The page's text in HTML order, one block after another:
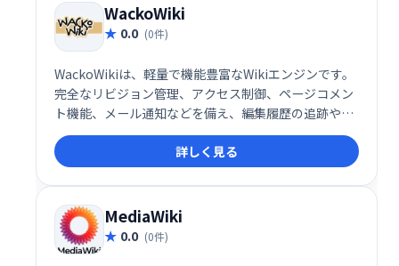
WackoWiki
0.0 (0件)
WackoWikiは、軽量で機能豊富なWikiエンジンです。
完全なリビジョン管理、アクセス制御、ページコメン
ト機能、メール通知などを備え、編集履歴の追跡や複
数ユーザーでの共同作業を効率化します。多言語対
応、テンプレートエンジンなど、柔軟なカスタマイズ
も可能です。手軽に導入できるWikiシステムをお探し
の方に最適です。
詳しく見る
MediaWiki
0.0 (0件)